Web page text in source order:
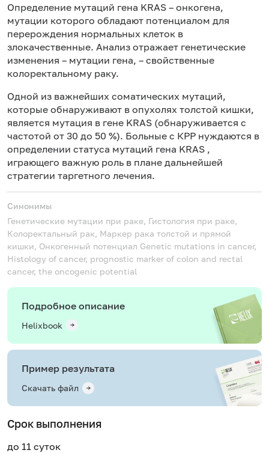
Определение мутаций гена KRAS – онкогена,
мутации которого обладают потенциалом для
перерождения нормальных клеток в
злокачественные. Анализ отражает генетические
изменения – мутации гена, – свойственные
колоректальному раку.
Одной из важнейших соматических мутаций,
которые обнаруживают в опухолях толстой кишки,
является мутация в гене KRAS (обнаруживается с
частотой от 30 до 50 %). Больные с КРР нуждаются в
определении статуса мутаций гена KRAS ,
играющего важную роль в плане дальнейшей
стратегии таргетного лечения.
Синонимы
Генетические мутации при раке, Гистология при раке,
Колоректальный рак, Маркер рака толстой и прямой
кишки, Онкогенный потенциал Genetic mutations in cancer,
Histology of cancer, prognostic marker of colon and rectal
cancer, the oncogenic potential
Подробное описание
Helixbook
Пример результата
Скачать файл
Срок выполнения
до 11 суток